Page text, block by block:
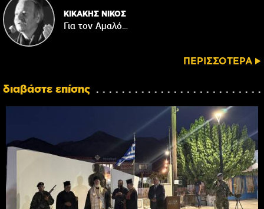
ΚΙΚΑΚΗΣ ΝΙΚΟΣ
Για τον Αμαλό…
ΠΕΡΙΣΣΟΤΕΡΑ
διαβάστε επίσης